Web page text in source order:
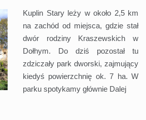
Kuplin Stary leży w około 2,5 km
na zachód od miejsca, gdzie stał
dwór rodziny Kraszewskich w
Dołhym. Do dziś pozostał tu
zdziczały park dworski, zajmujący
kiedyś powierzchnię ok. 7 ha. W
parku spotykamy głównie Dalej